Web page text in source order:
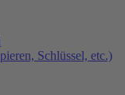
Schlüssel, etc.)